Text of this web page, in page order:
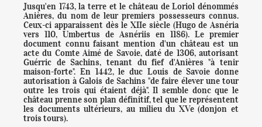
RÉSERVATION
A VOIR/A FAIRE
MANIFESTATIONS
Jusqu'en 1743, la terre et le château de Loriol dénommés
Anières, du nom de leur premiers possesseurs connus.
Ceux-ci apparaissent dès le XIIe siècle (Hugo de Asnéria
vers 110, Umbertus de Asnériis en 1186). Le premier
document connu faisant mention d'un château est un
acte du Comte Aimé de Savoie, daté de 1306, autorisant
Guérric de Sachins, tenant du fief d'Anières "à tenir
maison-forte". En 1442, le duc Louis de Savoie donne
autorisation à Galois de Sachins "de faire élever une tour
outre les trois qui étaient déjà". Il semble donc que le
château prenne son plan définitif, tel que le représentent
les documents ultérieurs, au milieu du XVe (donjon et
trois tours).